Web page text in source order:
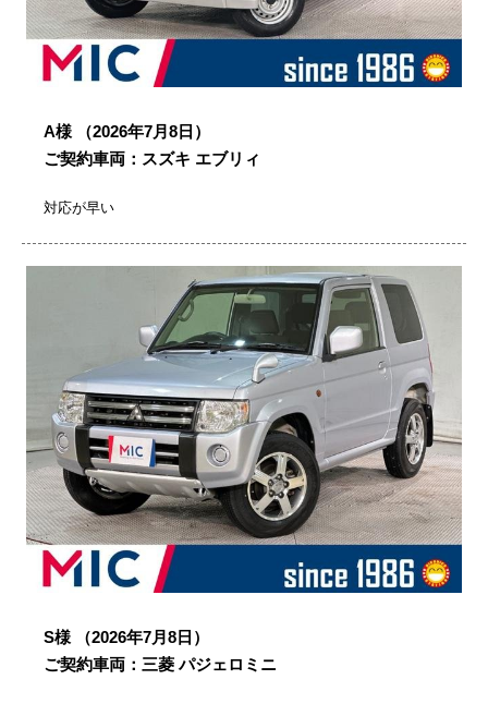
A様
（2026年7月8日）
ご契約車両：スズキ エブリィ
対応が早い
S様
（2026年7月8日）
ご契約車両：三菱 パジェロミニ